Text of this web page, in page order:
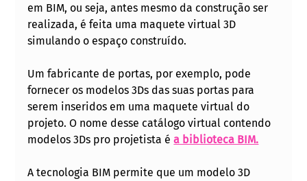
em BIM, ou seja, antes mesmo da construção ser
realizada, é feita uma maquete virtual 3D
simulando o espaço construído.
Um fabricante de portas, por exemplo, pode
fornecer os modelos 3Ds das suas portas para
serem inseridos em uma maquete virtual do
projeto. O nome desse catálogo virtual contendo
modelos 3Ds pro projetista é a biblioteca BIM.
A tecnologia BIM permite que um modelo 3D